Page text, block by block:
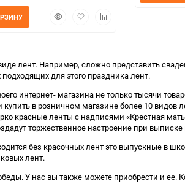
БыстрыйДобавитьДобавить
лент. Например, сложно представить
для этого праздника лент.
интернет- магазина не только тысячи
в розничном магазине более 10
красные ленты с надписями «Крестная
торжественное настроение при
без красочных лент это выпускные в
лент.
У нас вы также можете приобрести и